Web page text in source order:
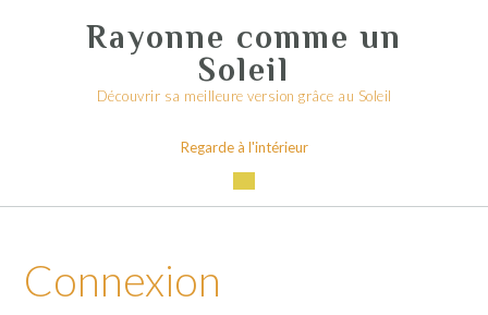
Rayonne comme un
Soleil
Découvrir sa meilleure version grâce au Soleil
Regarde à l'intérieur
Connexion